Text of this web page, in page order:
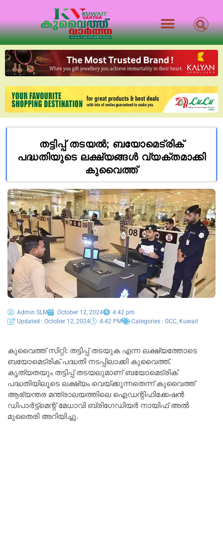
തട്ടിപ്പ് തടയൽ; ബയോമെട്രിക്
പദ്ധതിയുടെ ലക്ഷ്യങ്ങൾ വ്യക്തമാക്കി
കുവൈത്ത്
Admin SLM October 12, 2024
4:42 pm
Updated : October 12, 2024
4:42 PM Categories : GCC Kuwait
കുവൈത്ത് സിറ്റി: തട്ടിപ്പ് തടയുക എന്ന ലക്ഷ്യത്തോടെ
ബയോമെട്രിക് പദ്ധതി നടപ്പിലാക്കി കുവൈത്ത്.
കൃത്യതയും തട്ടിപ്പ് തടയലുമാണ് ബയോമെട്രിക്
പദ്ധതിയിലൂടെ ലക്ഷ്യം വെയ്ക്കുന്നതെന്ന് കുവൈത്ത്
ആഭ്യന്തര മന്ത്രാലയത്തിലെ ഐഡന്റിഫിക്കേഷൻ
ഡിപാർട്ട്മെന്റ് മേധാവി ബ്രിഗേഡിയർ നായിഫ് അൽ
മുതൈരി അറിയിച്ചു.